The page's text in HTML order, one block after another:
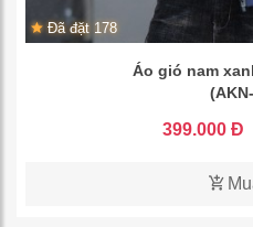
Đã đặt 178
Áo gió nam
399.000 Đ